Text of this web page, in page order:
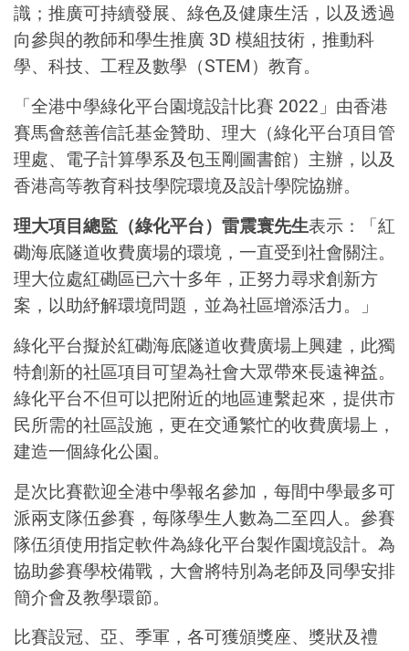
識；推廣可持續發展、綠色及健康生活，以及透過
向參與的教師和學生推廣 3D 模組技術，推動科
學、科技、工程及數學（STEM）教育。
「全港中學綠化平台園境設計比賽 2022」由香港
賽馬會慈善信託基金贊助、理大（綠化平台項目管
理處、電子計算學系及包玉剛圖書館）主辦，以及
香港高等教育科技學院環境及設計學院協辦。
理大項目總監（綠化平台）雷震寰先生表示：「紅
磡海底隧道收費廣場的環境，一直受到社會關注。
理大位處紅磡區已六十多年，正努力尋求創新方
案，以助紓解環境問題，並為社區增添活力。」
綠化平台擬於紅磡海底隧道收費廣場上興建，此獨
特創新的社區項目可望為社會大眾帶來長遠裨益。
綠化平台不但可以把附近的地區連繫起來，提供市
民所需的社區設施，更在交通繁忙的收費廣場上，
建造一個綠化公園。
是次比賽歡迎全港中學報名參加，每間中學最多可
派兩支隊伍參賽，每隊學生人數為二至四人。參賽
隊伍須使用指定軟件為綠化平台製作園境設計。為
協助參賽學校備戰，大會將特別為老師及同學安排
簡介會及教學環節。
比賽設冠、亞、季軍，各可獲頒獎座、獎狀及禮